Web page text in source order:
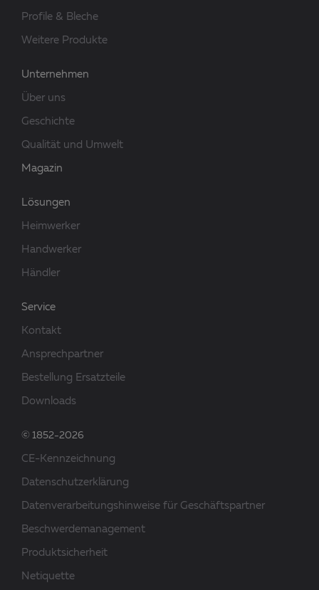
Profile & Bleche
Weitere Produkte
Unternehmen
Über uns
Geschichte
Qualität und Umwelt
Magazin
Lösungen
Heimwerker
Handwerker
Händler
Service
Kontakt
Ansprechpartner
Bestellung Ersatzteile
Downloads
© 1852-2026
CE-Kennzeichnung
Datenschutzerklärung
Datenverarbeitungshinweise für Geschäftspartner
Beschwerdemanagement
Produktsicherheit
Netiquette